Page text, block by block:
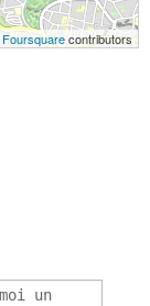
Foursquarecontributors